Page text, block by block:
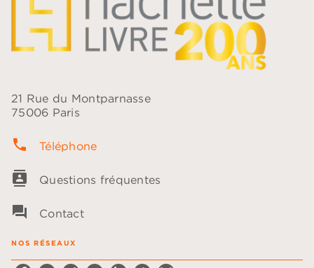
21 Rue du Montparnasse
75006 Paris
phone Téléphone
contacts Questions fréquentes
question_answer Contact
NOS RÉSEAUX